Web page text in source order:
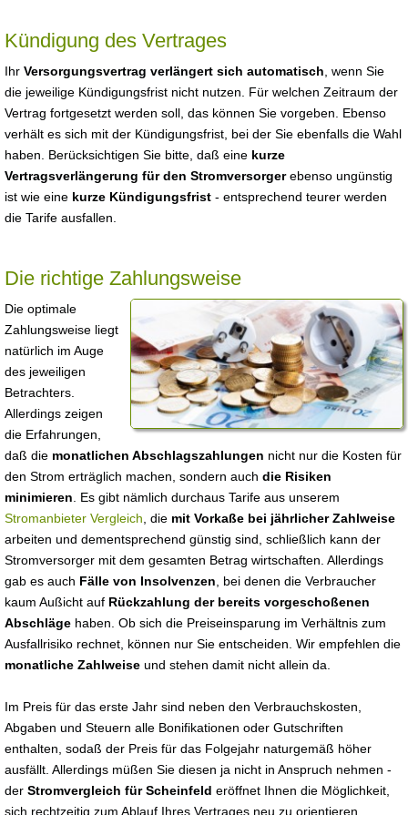
Kündigung des Vertrages
Ihr Versorgungsvertrag verlängert sich automatisch , wenn Sie
die jeweilige Kündigungsfrist nicht nutzen. Für welchen Zeitraum der
Vertrag fortgesetzt werden soll, das können Sie vorgeben. Ebenso
verhält es sich mit der Kündigungsfrist, bei der Sie ebenfalls die Wahl
haben. Berücksichtigen Sie bitte, daß eine kurze
Vertragsverlängerung für den Stromversorgerebenso ungünstig
ist wie eine kurze Kündigungsfrist - entsprechend teurer werden
die Tarife ausfallen.
Die richtige Zahlungsweise
Die optimale
Zahlungsweise liegt
natürlich im Auge
des jeweiligen
Betrachters.
Allerdings zeigen
die Erfahrungen,
daß die monatlichen Abschlagszahlungen nicht nur die Kosten für
den Strom erträglich machen, sondern auch die Risiken
minimieren . Es gibt nämlich durchaus Tarife aus unserem
Stromanbieter Vergleich , die mit Vorkaße bei jährlicher Zahlweise
arbeiten und dementsprechend günstig sind, schließlich kann der
Stromversorger mit dem gesamten Betrag wirtschaften. Allerdings
gab es auch Fälle von Insolvenzen , bei denen die Verbraucher
kaum Außicht auf Rückzahlung der bereits vorgeschoßenen
Abschläge haben. Ob sich die Preiseinsparung im Verhältnis zum
Ausfallrisiko rechnet, können nur Sie entscheiden. Wir empfehlen die
monatliche Zahlweise und stehen damit nicht allein da.
Im Preis für das erste Jahr sind neben den Verbrauchskosten,
Abgaben und Steuern alle Bonifikationen oder Gutschriften
enthalten, sodaß der Preis für das Folgejahr naturgemäß höher
ausfällt. Allerdings müßen Sie diesen ja nicht in Anspruch nehmen -
der Stromvergleich für Scheinfeld eröffnet Ihnen die Möglichkeit,
sich rechtzeitig zum Ablauf Ihres Vertrages neu zu orientieren.